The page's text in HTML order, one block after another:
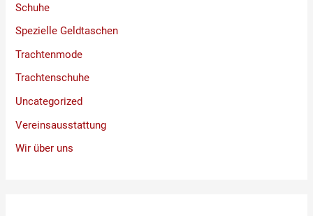
Schuhe
Spezielle Geldtaschen
Trachtenmode
Trachtenschuhe
Uncategorized
Vereinsausstattung
Wir über uns